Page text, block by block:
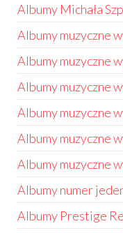
Albumy Michała
Albumy muzyczne
Albumy muzyczne
Albumy muzyczne
Albumy muzyczne
Albumy muzyczne
Albumy muzyczne
Albumy numer
Albumy Prestige